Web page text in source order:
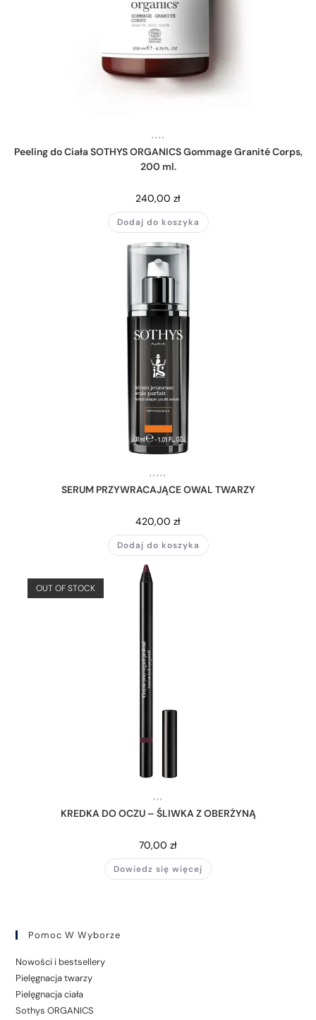
,,,,
Peeling do Ciała SOTHYS ORGANICS Gommage Granité Corps,
200 ml.
240,00 zł
Dodaj do koszyka
, , , , ,
SERUM PRZYWRACAJĄCE OWAL TWARZY
420,00 zł
Dodaj do koszyka
OUT OF STOCK
, , ,
KREDKA DO OCZU – ŚLIWKA Z OBERŻYNĄ
70,00 zł
Dowiedz się więcej
Pomoc W Wyborze
Nowości i bestsellery
Pielęgnacja twarzy
Pielęgnacja ciała
Sothys ORGANICS